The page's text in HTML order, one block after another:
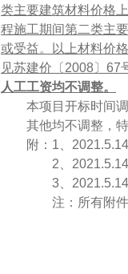
类主要建筑材料价格
程施工期间第二类主
或受益。以上材料价
见苏建价〔 2008 〕 67
人工工资均不调整。
本项目开标时间
其他均不调整，
附： 1
2021.5.14
2
2021.5.14
3
2021.5.14
注：所有附